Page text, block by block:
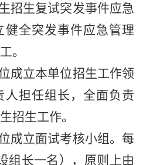
招生复试突发事件应急
健全突发事件应急管理
。
成立本单位招生工作领
人担任组长，全面负责
招生工作。
成立面试考核小组。每
组长一名），原则上由